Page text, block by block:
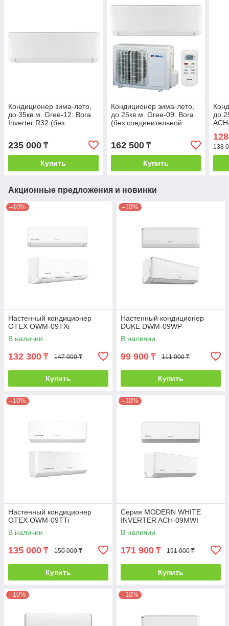
Кондиционер зима-лето,
до 35кв.м. Gree-12: Bora
Inverter R32 (без
235 000 ₸
Купить
Кондиционер зима-лето,
до 25кв.м. Gree-09: Bora
(без соединительной
162 500₸
Купить
до
138
Акционные предложения и новинки
–10%
Настенный кондиционер
OTEX OWM-09TXi
В наличии
132 300 ₸ 147 000 ₸
Купить
–10%
Настенный кондиционер
DUKE DWM-09WP
В наличии
99 900 ₸ 111 000 ₸
Купить
–10%
Настенный кондиционер
OTEX OWM-09TTi
В наличии
135 000 ₸ 150 000 ₸
Купить
–10%
Серия MODERN WHITE
INVERTER ACH-09MWI
В наличии
171 900 ₸ 191 000 ₸
Купить
–10% –10%